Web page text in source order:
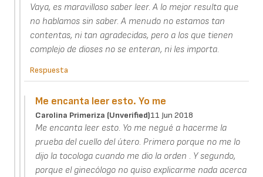
Vaya, es maravilloso saber leer. A lo mejor resulta que
no hablamos sin saber. A menudo no estamos tan
contentas, ni tan agradecidas, pero a los que tienen
complejo de dioses no se enteran, ni les importa.
Respuesta
Me encanta leer esto. Yo me
Carolina Primeriza (unverified)11 Jun 2018
Me encanta leer esto. Yo me negué a hacerme la
prueba del cuello del útero. Primero porque no me lo
dijo la tocologa cuando me dio la orden . Y segundo,
porque el ginecólogo no quiso explicarme nada acerca